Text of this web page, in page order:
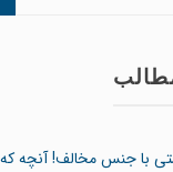
با جنس مخالف! آنچه که